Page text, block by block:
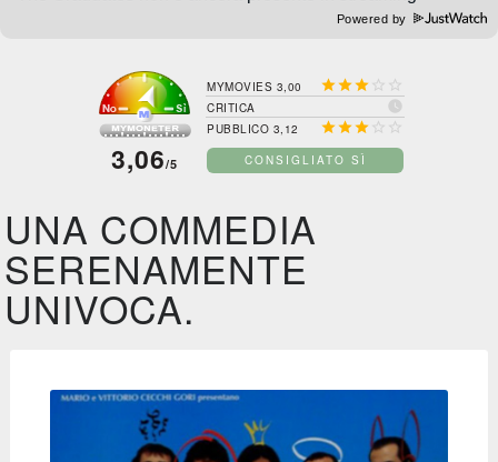
Powered by
3,06/5
MYMOVIES 3,00   
CRITICA 
PUBBLICO 3,12   
CONSIGLIATO SÌ
UNA COMMEDIA
SERENAMENTE
UNIVOCA.